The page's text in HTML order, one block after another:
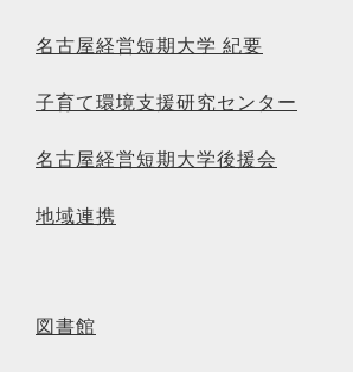
名古屋経営短期大学 紀要
子育て環境支援研究センター
名古屋経営短期大学後援会
地域連携
図書館